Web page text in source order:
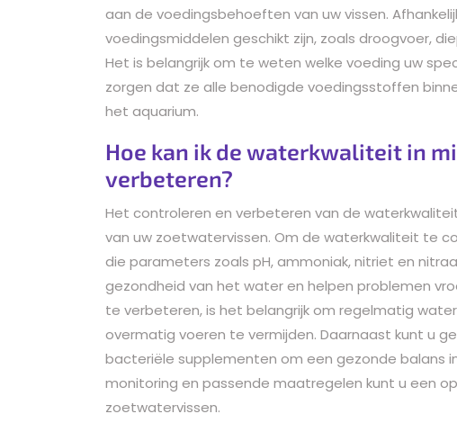
aan de voedingsbehoeften van uw vissen.
voedingsmiddelen geschikt zijn, zoals droogvoer,
Het is belangrijk om te weten welke voeding uw
zorgen dat ze alle benodigde voedingsstoffen
het aquarium.
Hoe kan ik de waterkwaliteit in
verbeteren?
Het controleren en verbeteren van de
van uw zoetwatervissen. Om de waterkwaliteit te
die parameters zoals pH, ammoniak, nitriet en
gezondheid van het water en helpen problemen
te verbeteren, is het belangrijk om regelmatig
overmatig voeren te vermijden. Daarnaast kunt u
bacteriële supplementen om een gezonde balans
monitoring en passende maatregelen kunt u een
zoetwatervissen.